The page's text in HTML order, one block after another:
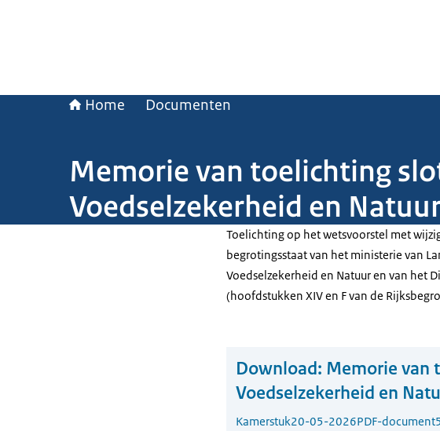
Home Documenten
Memorie van toelichting
Voedselzekerheid en
Toelichting op het wetsvoorstel met
begrotingsstaat van het ministerie van
Voedselzekerheid en Natuur en van het
(hoofdstukken XIV en F van de
Download: Memorie van
Voedselzekerheid en
Kamerstuk20-05-2026PDF-document